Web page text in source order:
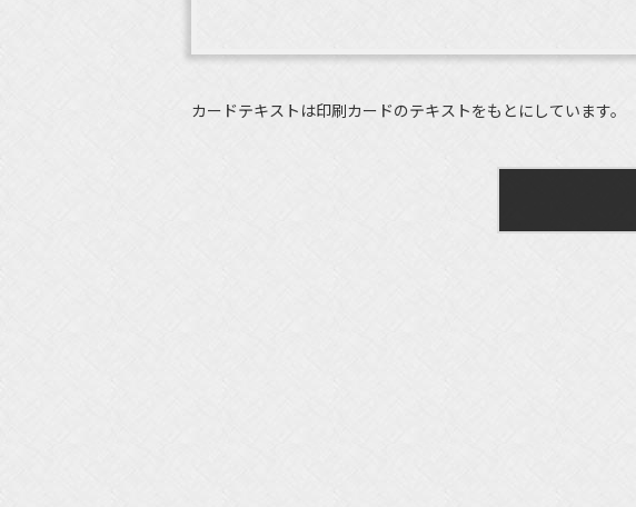
カードテキストは印刷カードのテキストをもとにしています。